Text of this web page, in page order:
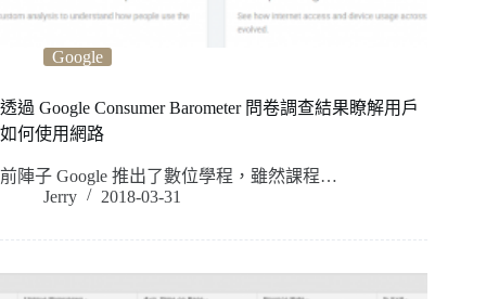
Google
透過 Google Consumer Barometer 問卷調查結果瞭解用戶
如何使用網路
前陣子 Google 推出了數位學程，雖然課程…
Jerry
2018-03-31